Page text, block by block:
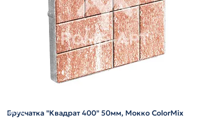
Брусчатка "Квадрат 400" 50мм, Мокко ColorMix